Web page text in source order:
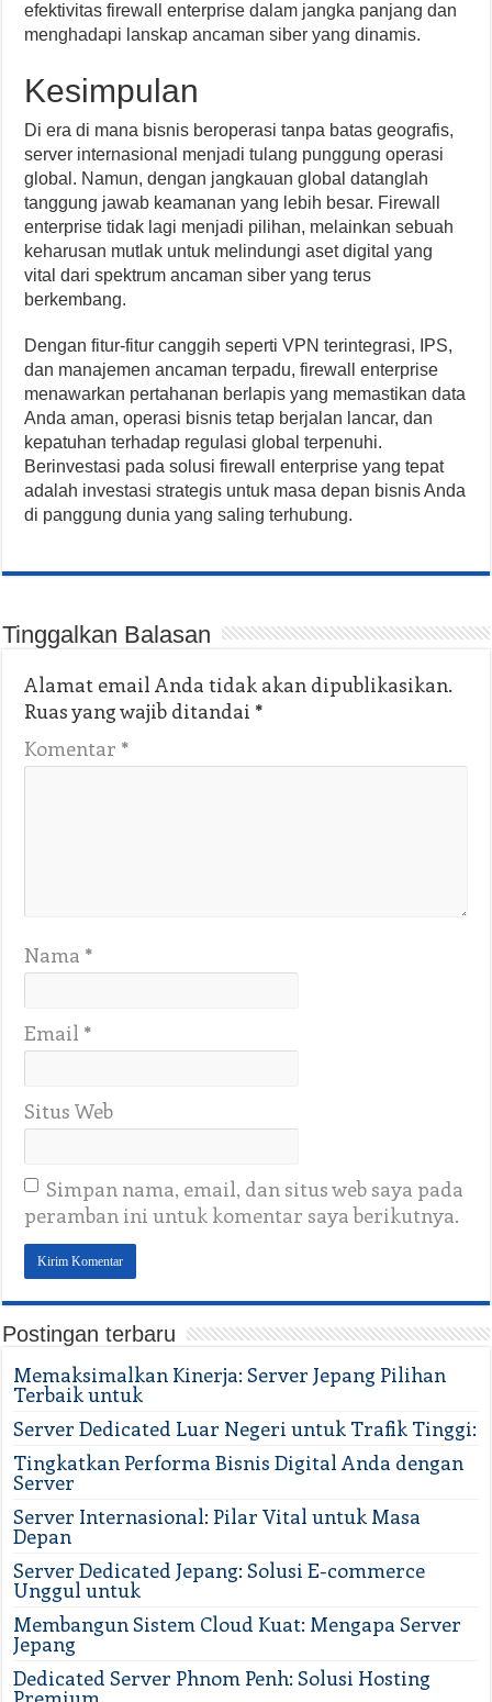
efektivitas firewall enterprise dalam jangka panjang dan
menghadapi lanskap ancaman siber yang dinamis.
Kesimpulan
Di era di mana bisnis beroperasi tanpa batas geografis,
server internasional menjadi tulang punggung operasi
global. Namun, dengan jangkauan global datanglah
tanggung jawab keamanan yang lebih besar. Firewall
enterprise tidak lagi menjadi pilihan, melainkan sebuah
keharusan mutlak untuk melindungi aset digital yang
vital dari spektrum ancaman siber yang terus
berkembang.
Dengan fitur-fitur canggih seperti VPN terintegrasi, IPS,
dan manajemen ancaman terpadu, firewall enterprise
menawarkan pertahanan berlapis yang memastikan data
Anda aman, operasi bisnis tetap berjalan lancar, dan
kepatuhan terhadap regulasi global terpenuhi.
Berinvestasi pada solusi firewall enterprise yang tepat
adalah investasi strategis untuk masa depan bisnis Anda
di panggung dunia yang saling terhubung.
Tinggalkan Balasan
Alamat email Anda tidak akan dipublikasikan.
Ruas yang wajib ditandai *
Komentar *
Nama *
Email *
Situs Web
Simpan nama, email, dan situs web saya pada
peramban ini untuk komentar saya berikutnya.
Postingan terbaru
Memaksimalkan Kinerja: Server Jepang Pilihan
Terbaik untuk
Server Dedicated Luar Negeri untuk Trafik Tinggi:
Tingkatkan Performa Bisnis Digital Anda dengan
Server
Server Internasional: Pilar Vital untuk Masa
Depan
Server Dedicated Jepang: Solusi E-commerce
Unggul untuk
Membangun Sistem Cloud Kuat: Mengapa Server
Jepang
Dedicated Server Phnom Penh: Solusi Hosting